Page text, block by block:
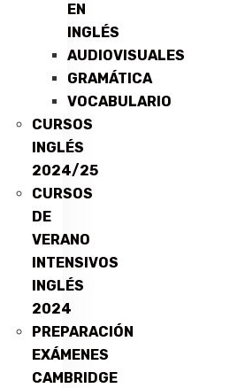
EN
INGLÉS
AUDIOVISUALES
GRAMÁTICA
VOCABULARIO
CURSOS
INGLÉS
2024/25
CURSOS
DE
VERANO
INTENSIVOS
INGLÉS
2024
PREPARACIÓN
EXÁMENES
CAMBRIDGE